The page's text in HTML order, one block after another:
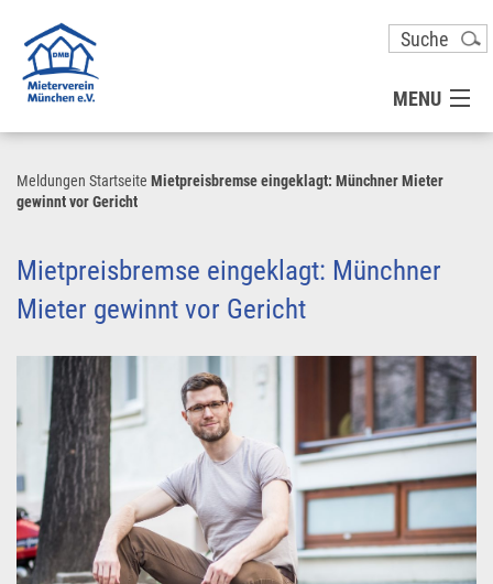
MENU
PRESSE
KONTAKT
UNSER SERVICE FÜR SIE
Meldungen Startseite Mietpreisbremse eingeklagt: Münchner Mieter
gewinnt vor Gericht
Mietpreisbremse eingeklagt: Münchner
Mieter gewinnt vor Gericht